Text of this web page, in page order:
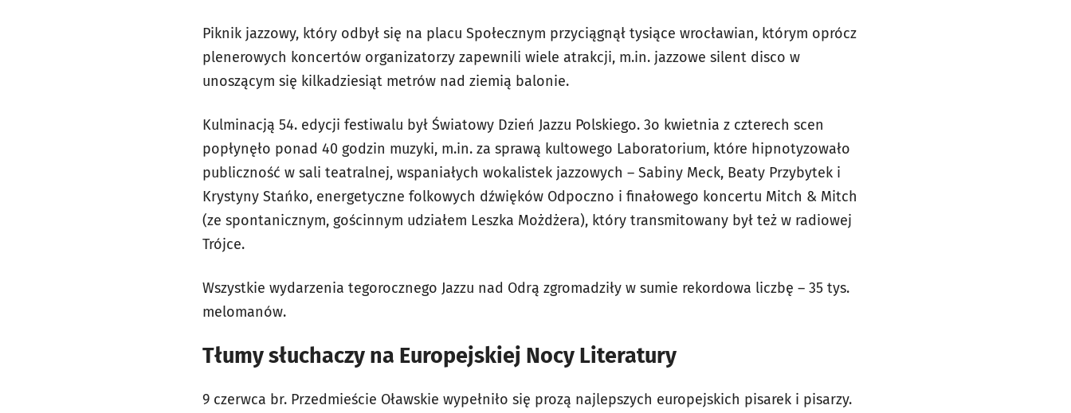
Piknik jazzowy, który odbył się na placu Społecznym przyciągnął tysiące wrocławian, którym oprócz
plenerowych koncertów organizatorzy zapewnili wiele atrakcji, m.in. jazzowe silent disco w
unoszącym się kilkadziesiąt metrów nad ziemią balonie.
Kulminacją 54. edycji festiwalu był Światowy Dzień Jazzu Polskiego. 3o kwietnia z czterech scen
popłynęło ponad 40 godzin muzyki, m.in. za sprawą kultowego Laboratorium, które hipnotyzowało
publiczność w sali teatralnej, wspaniałych wokalistek jazzowych – Sabiny Meck, Beaty Przybytek i
Krystyny Stańko, energetyczne folkowych dźwięków Odpoczno i finałowego koncertu Mitch & Mitch
(ze spontanicznym, gościnnym udziałem Leszka Możdżera), który transmitowany był też w radiowej
Trójce.
Wszystkie wydarzenia tegorocznego Jazzu nad Odrą zgromadziły w sumie rekordowa liczbę – 35 tys.
melomanów.
Tłumy słuchaczy na Europejskiej Nocy Literatury
9 czerwca br. Przedmieście Oławskie wypełniło się prozą najlepszych europejskich pisarek i pisarzy.